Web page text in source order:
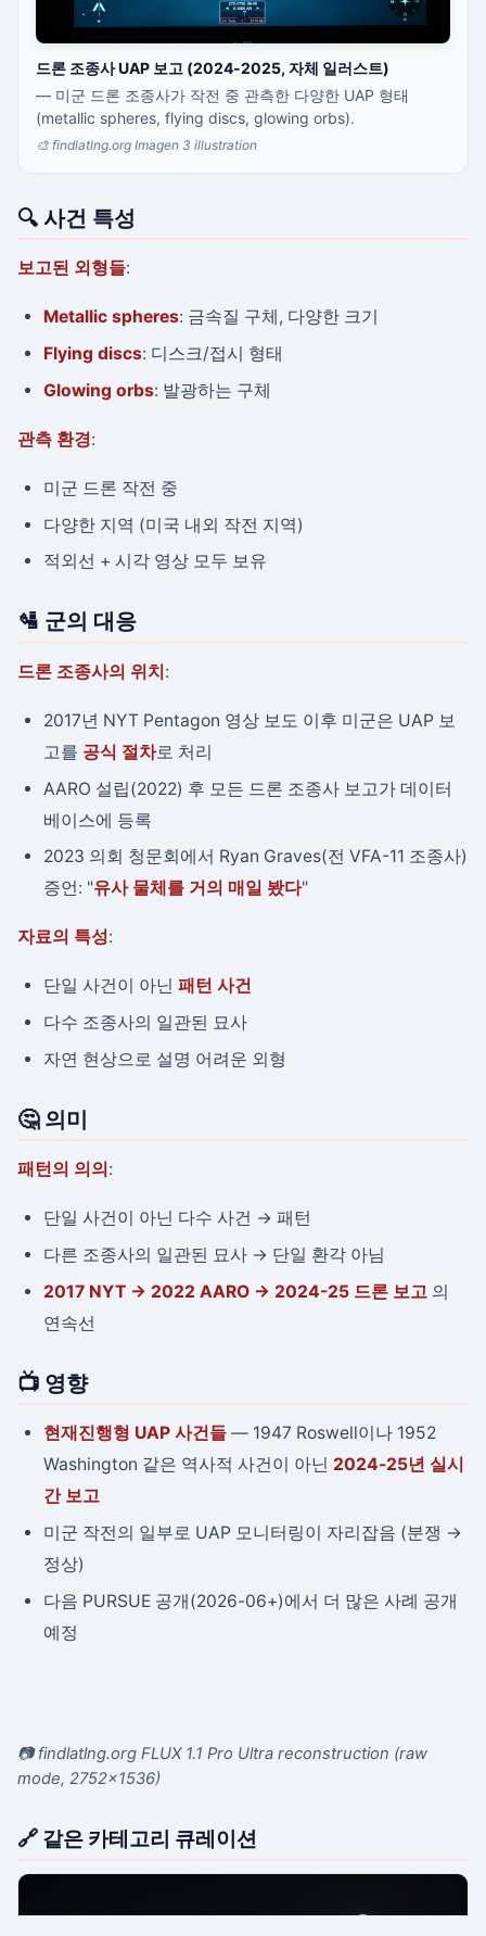
드론 조종사 UAP 보고 (2024-2025, 자체 일러스트)
— 미군 드론 조종사가 작전 중 관측한 다양한 UAP 형태
(metallic spheres, flying discs, glowing orbs).
🎨 findlatlng.org Imagen 3 illustration
🔍 사건 특성
보고된 외형들:
Metallic spheres: 금속질 구체, 다양한 크기
Flying discs: 디스크/접시 형태
Glowing orbs: 발광하는 구체
관측 환경:
미군 드론 작전 중
다양한 지역 (미국 내외 작전 지역)
적외선 + 시각 영상 모두 보유
🛂 군의 대응
드론 조종사의 위치:
2017년 NYT Pentagon 영상 보도 이후 미군은 UAP 보
고를 공식 절차로 처리
AARO 설립(2022) 후 모든 드론 조종사 보고가 데이터
베이스에 등록
2023 의회 청문회에서 Ryan Graves(전 VFA-11 조종사)
증언: "유사 물체를 거의 매일 봤다"
자료의 특성:
단일 사건이 아닌 패턴 사건
다수 조종사의 일관된 묘사
자연 현상으로 설명 어려운 외형
🤔 의미
패턴의 의의 :
단일 사건이 아닌 다수 사건 → 패턴
다른 조종사의 일관된 묘사 → 단일 환각 아님
2017 NYT → 2022 AARO → 2024-25 드론 보고 의
연속선
📺 영향
현재진행형 UAP 사건들 — 1947 Roswell이나 1952
Washington 같은 역사적 사건이 아닌 2024-25년 실시
간 보고
미군 작전의 일부로 UAP 모니터링이 자리잡음 (분쟁 →
정상)
다음 PURSUE 공개(2026-06+)에서 더 많은 사례 공개
예정
📷 findlatlng.org FLUX 1.1 Pro Ultra reconstruction (raw
mode, 2752×1536)
🔗 같은 카테고리 큐레이션